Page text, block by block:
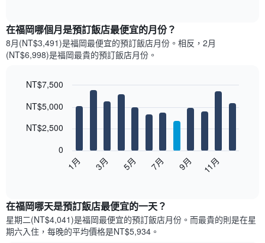
顯
示
過
去
天
依
級
人
房
平
在福岡哪個月是預訂飯店最便宜的月份？
8月(NT$3,491)是福岡​最便宜的預訂飯店月份。​相反，2月
(NT$6,998)是福岡最貴的預訂飯店月份。
chart
12
顯
示
每
個
graphic.
1月 3月 5月 7月 9月 11月
0
NT$2,500
NT$5,000
NT$7,500
在福岡哪天是預訂飯店最便宜的一天？
星期二(NT$4,041)是福岡​最便宜的預訂飯店月份。而最貴的則是在星
期六​入住，每晚的平均價格是NT$5,934​​。